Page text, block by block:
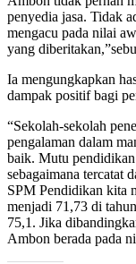
penyedia jasa. Tidak
mengacu pada nilai
yang
Ia mengungkapkan
dampak positif bagi
“Sekolah-sekolah
pengalaman dalam
baik. Mutu
sebagaimana tercatat
SPM Pendidikan kita
menjadi 71,73 di
75,1. Jika
Ambon berada pada